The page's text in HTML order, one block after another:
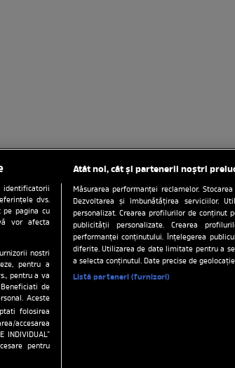
Politica de confidentialitate Date
Stiri Anunturi imobiliare pe Lajumate.ro
antenastars.ro
identificatorii
dvs.
pagina cu
vor afecta
nostri
pentru a
pentru a va
de
Aceste
folosirea
accesarea
pentru
Atât noi, cât și partenerii noștri
Măsurarea performanței reclamelor.
Dezvoltarea și îmbunătățirea serviciilor.
personalizat. Crearea profilurilor de conținut
publicității personalizate. Crearea
performanței conținutului. Înțelegerea
diferite. Utilizarea de date limitate pentru a
a selecta conținutul. Date precise de
Listă parteneri (furnizori)